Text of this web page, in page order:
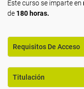
Este curso se imparte en
de 180 horas.
Requisitos De Acceso
Titulación